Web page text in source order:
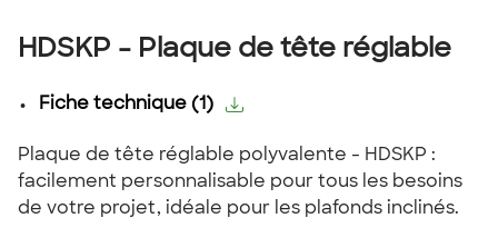
HDSKP - Plaque de tête réglable
Fiche technique (1 )
Plaque de tête réglable polyvalente - HDSKP :
facilement personnalisable pour tous les besoins
de votre projet, idéale pour les plafonds inclinés.